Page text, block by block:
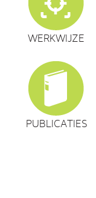
WERKWIJZE
PUBLICATIES